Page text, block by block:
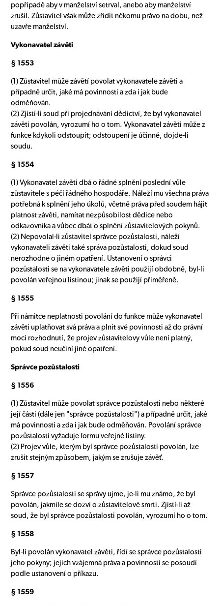
popřípadě aby v manželství setrval, anebo aby manželství
zrušil. Zůstavitel však může zřídit někomu právo na dobu, než
uzavře manželství.
Vykonavatel závěti
§ 1553
(1) Zůstavitel může závětí povolat vykonavatele závěti a
případně určit, jaké má povinnosti a zda i jak bude
odměňován.
(2) Zjistí-li soud při projednávání dědictví, že byl vykonavatel
závěti povolán, vyrozumí ho o tom. Vykonavatel závěti může z
funkce kdykoli odstoupit; odstoupení je účinné, dojde-li
soudu.
§ 1554
(1) Vykonavatel závěti dbá o řádné splnění poslední vůle
zůstavitele s péčí řádného hospodáře. Náleží mu všechna práva
potřebná k splnění jeho úkolů, včetně práva před soudem hájit
platnost závěti, namítat nezpůsobilost dědice nebo
odkazovníka a vůbec dbát o splnění zůstavitelových pokynů.
(2) Nepovolal-li zůstavitel správce pozůstalosti, náleží
vykonavateli závěti také správa pozůstalosti, dokud soud
nerozhodne o jiném opatření. Ustanovení o správci
pozůstalosti se na vykonavatele závěti použijí obdobně, byl-li
povolán veřejnou listinou; jinak se použijí přiměřeně.
§ 1555
Při námitce neplatnosti povolání do funkce může vykonavatel
závěti uplatňovat svá práva a plnit své povinnosti až do právní
moci rozhodnutí, že projev zůstavitelovy vůle není platný,
pokud soud neučiní jiné opatření.
Správce pozůstalosti
§ 1556
(1) Zůstavitel může povolat správce pozůstalosti nebo některé
její části (dále jen "správce pozůstalosti") a případně určit, jaké
má povinnosti a zda i jak bude odměňován. Povolání správce
pozůstalosti vyžaduje formu veřejné listiny.
(2) Projev vůle, kterým byl správce pozůstalosti povolán, lze
zrušit stejným způsobem, jakým se zrušuje závěť.
§ 1557
Správce pozůstalosti se správy ujme, je-li mu známo, že byl
povolán, jakmile se dozví o zůstavitelově smrti. Zjistí-li až
soud, že byl správce pozůstalosti povolán, vyrozumí ho o tom.
§ 1558
Byl-li povolán vykonavatel závěti, řídí se správce pozůstalosti
jeho pokyny; jejich vzájemná práva a povinnosti se posoudí
podle ustanovení o příkazu.
§ 1559